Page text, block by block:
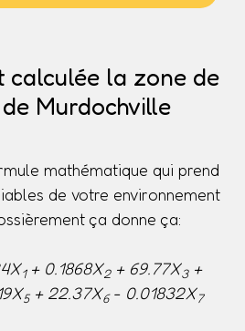
calculée la zone de
Murdochville
mathématique qui prend
de votre environnement
ça donne ça:
1+ 0.1868X2+ 69.77X3+
5+ 22.37X6- 0.01832X7